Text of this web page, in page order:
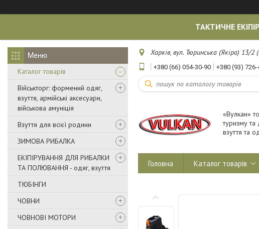
ТАКТИЧНЕ
Каталог товарів
Військторг: формений одяг,
взуття, армійські аксесуари,
військова амуніція
Взуття для всієї родини
ЗИМОВА РИБАЛКА
ЕКІПІРУВАННЯ ДЛЯ РИБАЛКИ
ТА ПОЛЮВАННЯ - одяг, взуття
ТЮБІНГИ
ЧОВНИ
ЧОВНОВІ МОТОРИ
Харків, вул. Тюринська (Якіра) 13/2
+380 (66) 054-30-90 +380 (93) 726-
«Вулкан»
туризму та
взуття та
Головна Каталог товарів